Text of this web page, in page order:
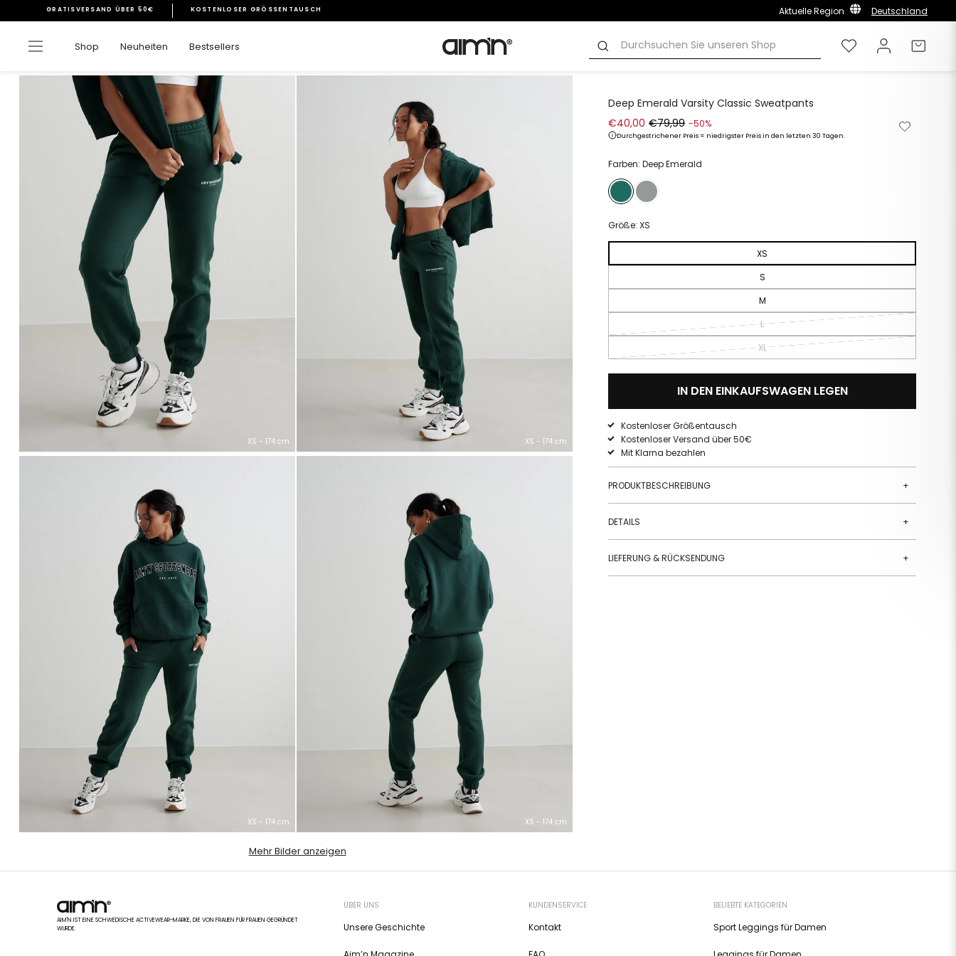
zum
Diashow
GRATISVERSAND ÜBER 50€ KOSTENLOSER GRÖSSENTAUSCH Aktuelle Region Deutschland
Seitennavigation
Shop Neuheiten Bestsellers WunschlisteEinloggen
XS - 174 cm XS - 174 cm
XS - 174 cm XS - 174 cm
Mehr Bilder anzeigen
Deep Emerald Varsity Classic Sweatpants
€40,00 €79,99 -50%
Durchgestrichener Preis = niedrigster Preis in den letzten 30 Tagen.
Preis
Zur
Farben: Deep Emerald
Größe:XS
XS
S
M
L
XL
IN DEN EINKAUFSWAGEN LEGEN
Kostenloser Größentausch
Kostenloser Versand über 50€
Mit Klarna bezahlen
PRODUKTBESCHREIBUNG +
DETAILS +
LIEFERUNG & RÜCKSENDUNG +
AIM'N IST EINE SCHWEDISCHE ACTIVEWEAR-MARKE, DIE VON FRAUEN FÜR FRAUEN GEGRÜNDET
WURDE.
ÜBER UNS
Unsere Geschichte
KUNDENSERVICE
Kontakt
BELIEBTE KATEGORIEN
Sport Leggings für Damen